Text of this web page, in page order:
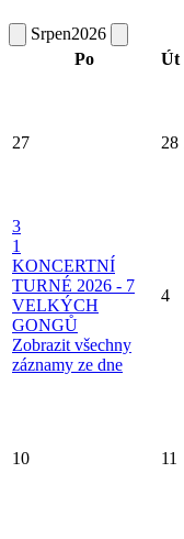
Srpen2026
Po
Út
27 28
3
1
KONCERTNÍ
TURNÉ 2026 - 7
VELKÝCH
GONGŮ
Zobrazit všechny
záznamy ze dne
4
10 11